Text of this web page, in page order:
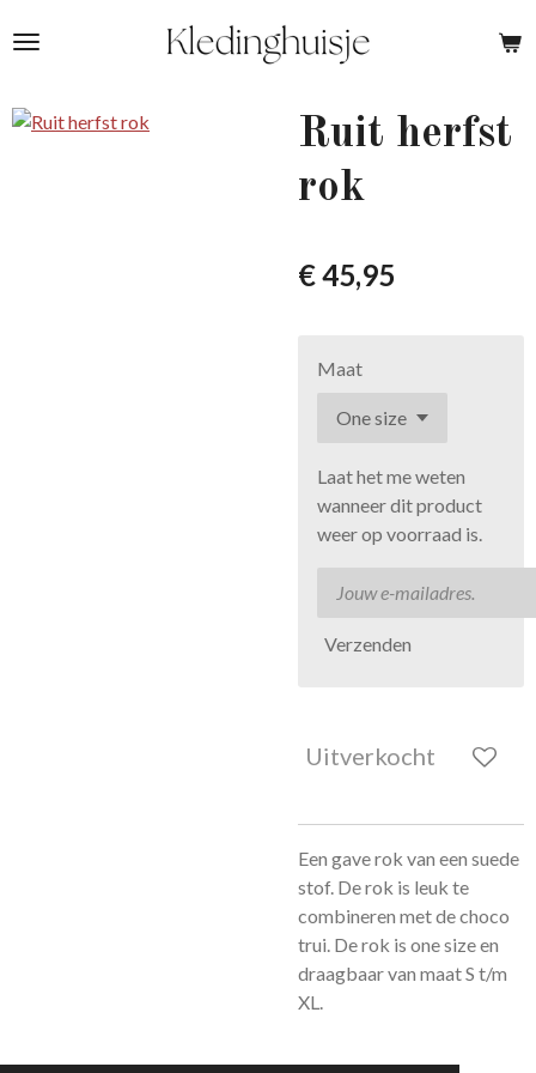
direct
de
Ruit herfst
rok
€ 45,95
Maat
Laat het me weten
wanneer dit product
weer op voorraad is.
Verzenden
Uitverkocht
Een gave rok van een suede
stof. De rok is leuk te
combineren met de choco
trui. De rok is one size en
draagbaar van maat S t/m
XL.